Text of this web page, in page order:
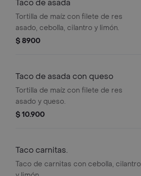
Taco de asada
Tortilla de maíz con filete de res
asado, cebolla, cilantro y limón.
$ 8900
Taco de asada con queso
Tortilla de maíz con filete de res
asado y queso.
$ 10.900
Taco carnitas.
Taco de carnitas con cebolla, cilantro